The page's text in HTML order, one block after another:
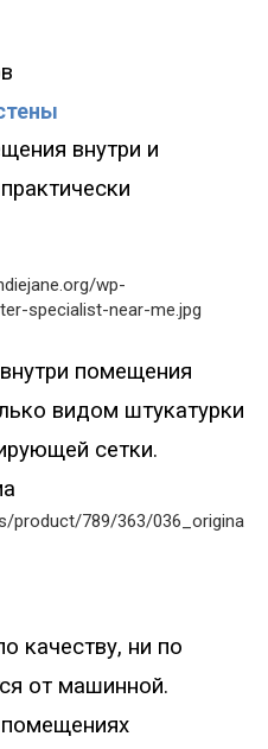
внутри и
помещения
видом штукатурки
сетки.
качеству, ни по
от машинной.